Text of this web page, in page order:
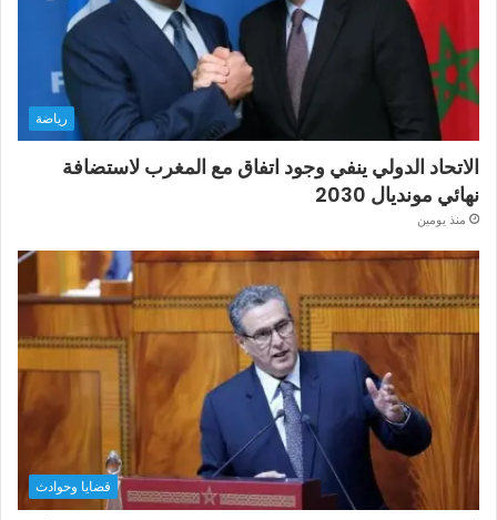
رياضة
الاتحاد الدولي ينفي وجود اتفاق مع المغرب لاستضافة
نهائي مونديال 2030
منذ يومين
قضايا وحوادث